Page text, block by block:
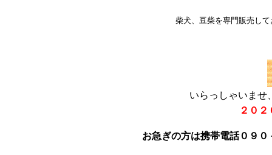
柴犬、豆柴を専門販売し
いらっしゃいませ
２０
お急ぎの方は携帯電話０９